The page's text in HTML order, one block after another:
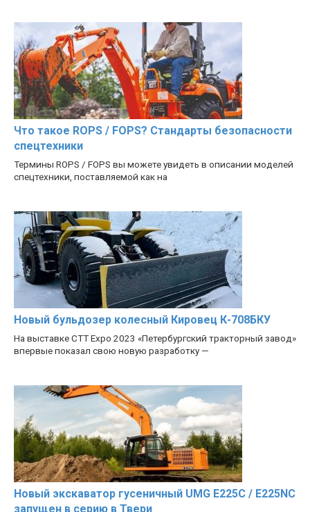
Что такое ROPS / FOPS? Стандарты безопасности
спецтехники
Термины ROPS / FOPS вы можете увидеть в описании моделей
спецтехники, поставляемой как на
Новый бульдозер колесный Кировец К-708БКУ
На выставке CTT Expo 2023 «Петербургский тракторный завод»
впервые показал свою новую разработку —
Новый экскаватор гусеничный UMG E225C / E225NC
запущен в серию в Твери